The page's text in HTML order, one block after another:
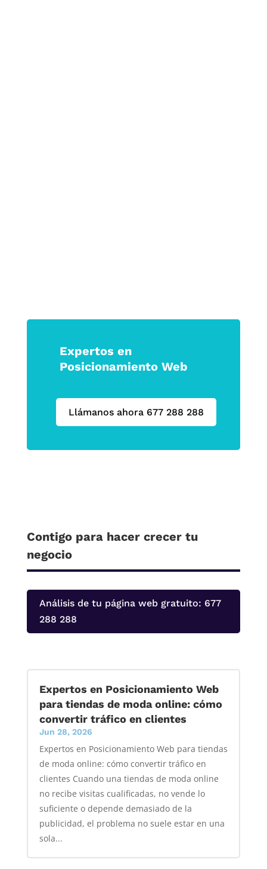
Expertos en
Posicionamiento Web
Llámanos ahora 677 288 288
Contigo para hacer crecer tu
negocio
Análisis de tu página web gratuito: 677
288 288
Expertos en Posicionamiento Web
para tiendas de moda online: cómo
convertir tráfico en clientes
Jun 28, 2026
Expertos en Posicionamiento Web para tiendas
de moda online: cómo convertir tráfico en
clientes Cuando una tiendas de moda online
no recibe visitas cualificadas, no vende lo
suficiente o depende demasiado de la
publicidad, el problema no suele estar en una
sola...